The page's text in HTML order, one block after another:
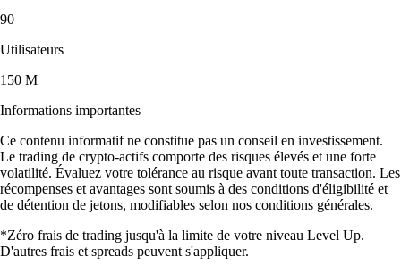
90
Utilisateurs
150 M
Informations importantes
Ce contenu informatif ne constitue pas un conseil en investissement.
Le trading de crypto-actifs comporte des risques élevés et une forte
volatilité. Évaluez votre tolérance au risque avant toute transaction. Les
récompenses et avantages sont soumis à des conditions d'éligibilité et
de détention de jetons, modifiables selon nos conditions générales.
*Zéro frais de trading jusqu'à la limite de votre niveau Level Up.
D'autres frais et spreads peuvent s'appliquer.